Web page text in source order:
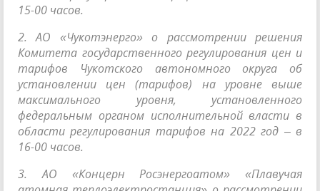
15-00 часов.
2. АО «Чукотэнерго» о рассмотрении решения
Комитета государственного регулирования цен и
тарифов Чукотского автономного округа об
установлении цен (тарифов) на уровне выше
максимального уровня, установленного
федеральным органом исполнительной власти в
области регулирования тарифов на 2022 год – в
16-00 часов.
3. АО «Концерн Росэнергоатом» «Плавучая